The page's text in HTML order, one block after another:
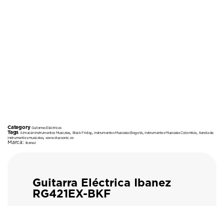
Category Guitarras Eléctricas
Tags Almacén Instrumentos Musicales Black Friday,Instrumentos Musicales Bogotá,instrumentos Musicales Colombia
tienda de
instrumentos musicales, www.duosonic.co
Marca: Ibanez
Guitarra Eléctrica Ibanez
RG421EX-BKF